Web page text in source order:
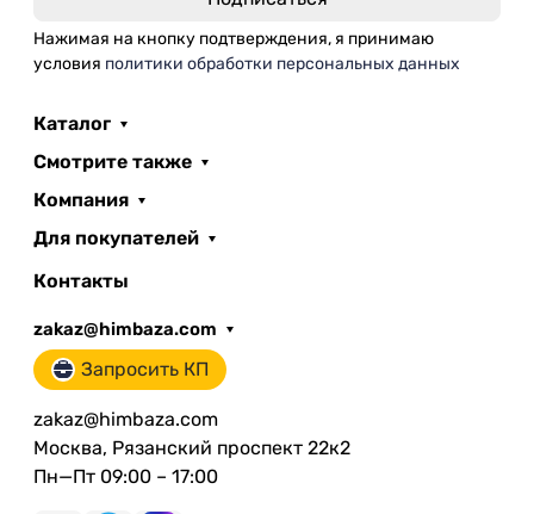
Нажимая на кнопку подтверждения, я принимаю
условия политики обработки персональных данных
Каталог
Смотрите также
Компания
Для покупателей
Контакты
zakaz@himbaza.com
Запросить КП
zakaz@himbaza.com
Москва, Рязанский проспект 22к2
Пн—Пт 09:00 – 17:00